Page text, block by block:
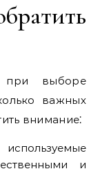
при выборе
важных
внимание⁚
и